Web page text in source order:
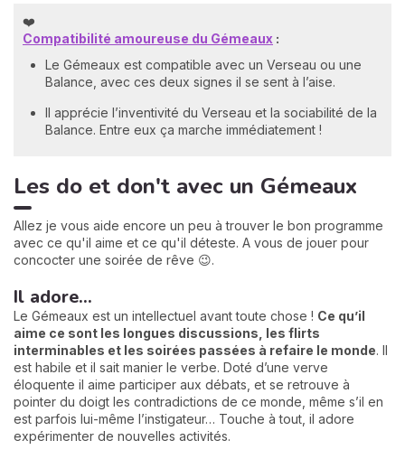
❤️
Compatibilité amoureuse du Gémeaux :
Le Gémeaux est compatible avec un Verseau ou une
Balance, avec ces deux signes il se sent à l’aise.
Il apprécie l’inventivité du Verseau et la sociabilité de la
Balance. Entre eux ça marche immédiatement !
Les do et don't avec un Gémeaux
Allez je vous aide encore un peu à trouver le bon programme
avec ce qu'il aime et ce qu'il déteste. A vous de jouer pour
concocter une soirée de rêve 😉.
Il adore...
Le Gémeaux est un intellectuel avant toute chose ! Ce qu’il
aime ce sont les longues discussions, les flirts
interminables et les soirées passées à refaire le monde. Il
est habile et il sait manier le verbe. Doté d’une verve
éloquente il aime participer aux débats, et se retrouve à
pointer du doigt les contradictions de ce monde, même s’il en
est parfois lui-même l’instigateur… Touche à tout, il adore
expérimenter de nouvelles activités.